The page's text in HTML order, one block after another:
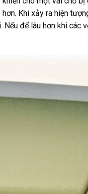
Khi xảy ra hiện
để lâu hơn khi các